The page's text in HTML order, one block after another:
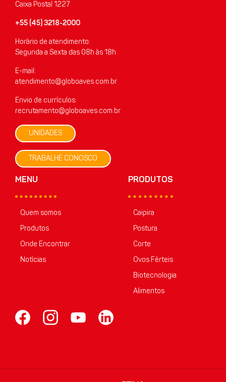
Caixa Postal 1227
+55 (45) 3218-2000
Horário de atendimento:
Segunda a Sexta das 08h às 18h
E-mail:
atendimento@globoaves.com.br
Envio de currículos:
recrutamento@globoaves.com.br
UNIDADES
TRABALHE CONOSCO
MENU
Quem somos
Produtos
Onde Encontrar
Notícias
PRODUTOS
Caipira
Postura
Corte
Ovos Férteis
Biotecnologia
Alimentos